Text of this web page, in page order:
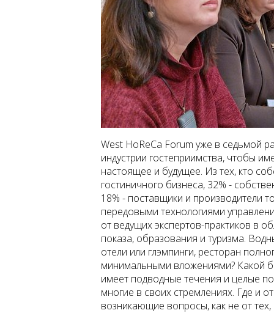
West HoReCa Forum уже в седьмой
индустрии гостеприимства, чтобы
настоящее и будущее. Из тех, кто
гостиничного бизнеса, 32% -
18% - поставщики и производители
передовыми технологиями
от ведущих экспертов-практиков в
показа, образования и туризма.
отели или глэмпинги, ресторан
минимальными вложениями? Какой
имеет подводные течения и целые
многие в своих стремлениях. Где и
возникающие вопросы, как не от